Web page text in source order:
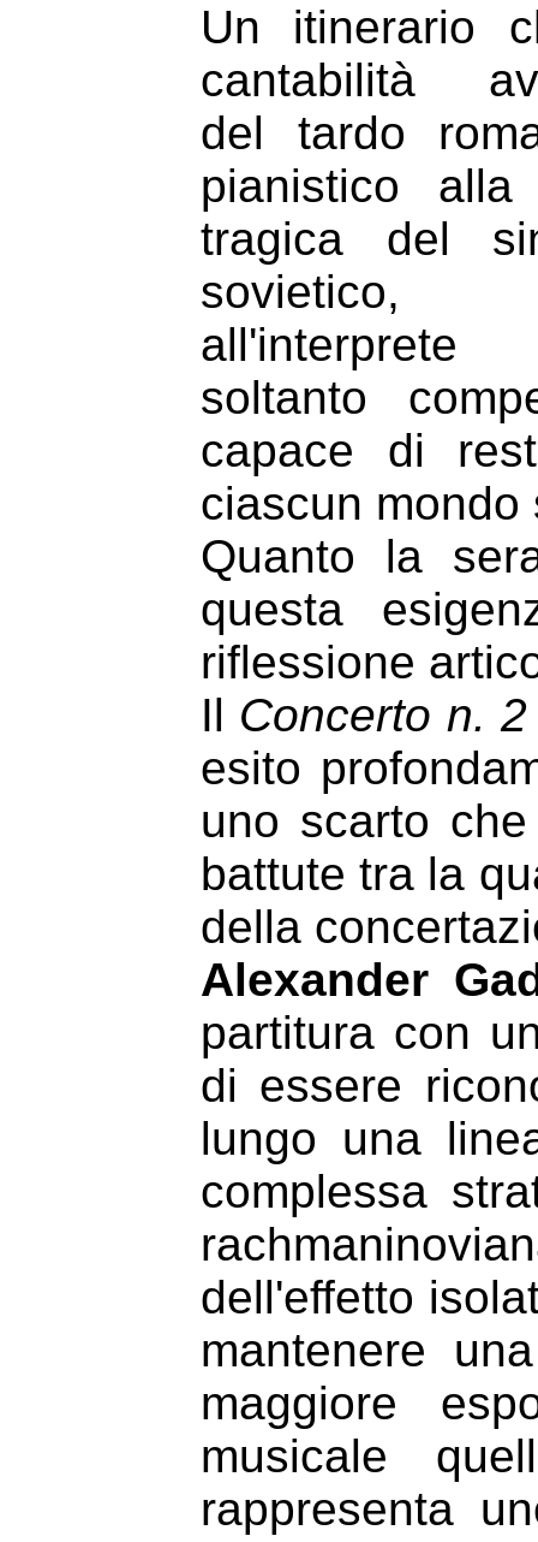
Un itinerario
cantabilità
del tardo
pianistico alla
tragica del
sovietico,
soltanto
capace di
ciascun mondo
Quanto la
questa
riflessione
Il Concerto n.
esito
uno scarto
battute tra la
della
Alexander
partitura con
di essere
lungo una
complessa
dell'effetto
mantenere
maggiore
musicale
rappresenta